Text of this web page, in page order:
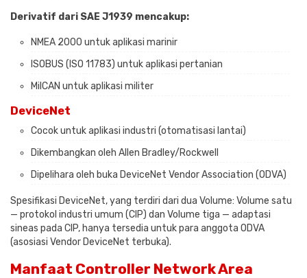
Derivatif dari SAE J1939 mencakup:
NMEA 2000 untuk aplikasi marinir
ISOBUS (ISO 11783) untuk aplikasi pertanian
MilCAN untuk aplikasi militer
DeviceNet
Cocok untuk aplikasi industri (otomatisasi lantai)
Dikembangkan oleh Allen Bradley/Rockwell
Dipelihara oleh buka DeviceNet Vendor Association (ODVA)
Spesifikasi DeviceNet, yang terdiri dari dua Volume: Volume satu
— protokol industri umum (CIP) dan Volume tiga — adaptasi
sineas pada CIP, hanya tersedia untuk para anggota ODVA
(asosiasi Vendor DeviceNet terbuka).
Manfaat Controller Network Area